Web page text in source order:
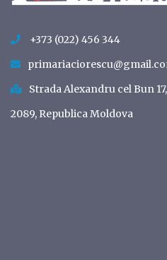
+373 (022) 456 344
Strada Alexandru cel Bun
2089, Republica Moldova